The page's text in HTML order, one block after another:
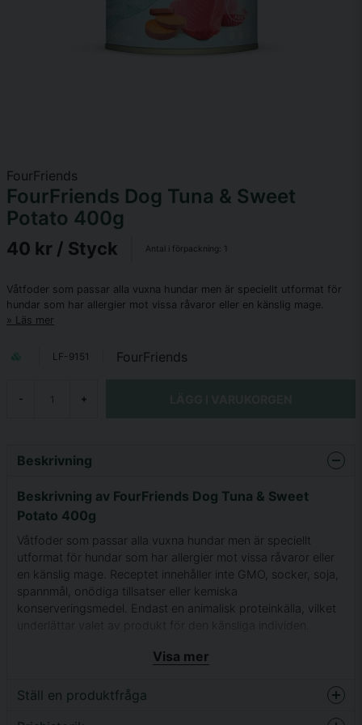
FourFriends
FourFriends Dog Tuna & Sweet
Potato 400g
40 kr / Styck Antal i förpackning: 1
Våtfoder som passar alla vuxna hundar men är speciellt utformat för
hundar som har allergier mot vissa råvaror eller en känslig mage.
Läs mer
LF-9151 FourFriends
- +
Beskrivning
Beskrivning av FourFriends Dog Tuna & Sweet
Potato 400g
Våtfoder som passar alla vuxna hundar men är speciellt
utformat för hundar som har allergier mot vissa råvaror eller
en känslig mage. Receptet innehåller inte GMO, socker, soja,
spannmål, onödiga tillsatser eller kemiska
konserveringsmedel. Endast en animalisk proteinkälla, vilket
underlättar valet av produkt för den känsliga individen.
Visa mer
Ställ en produktfråga